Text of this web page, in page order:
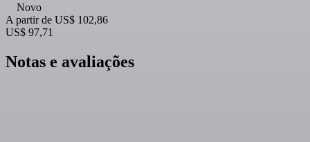
Novo
A partir de US$ 102,86
US$ 97,71
Notas e avaliações